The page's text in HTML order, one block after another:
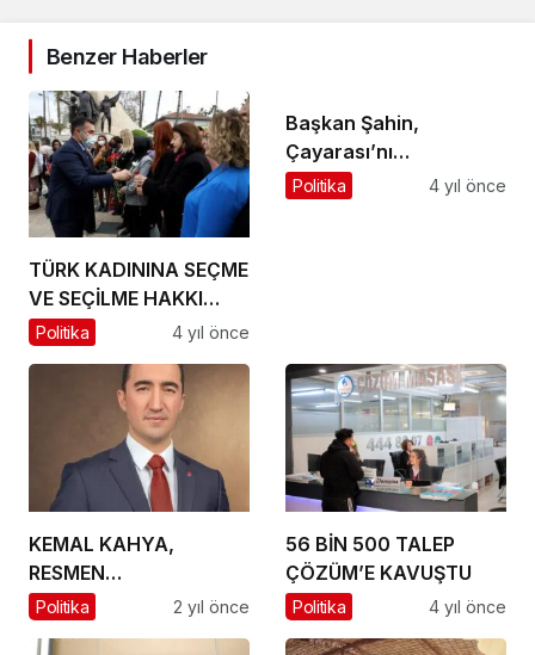
Benzer Haberler
TÜRK KADININA SEÇME
VE SEÇİLME HAKKI
VERİLİŞİNİN 87. YILI
Politika 4 yıl önce
Başkan Şahin,
Çayarası’nı
Ambulansa, Gökbel’i
Politika 4 yıl önce
KEMAL KAHYA,
RESMEN
KILIÇDAROĞLU’NUN
Politika 2 yıl önce
56 BİN 500 TALEP
ÇÖZÜM’E KAVUŞTU
Politika 4 yıl önce